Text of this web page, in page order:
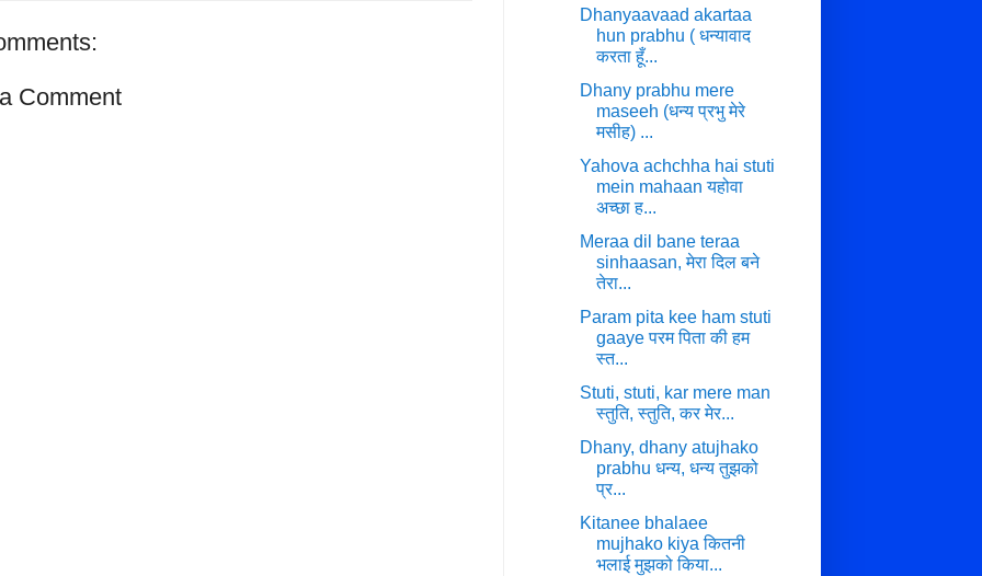
Comment
Dhanyaavaad akartaa
hun prabhu ( धन्यावाद
करता हूँ...
Dhany prabhu mere
maseeh (धन्य प्रभु मेरे
मसीह) ...
Yahova achchha hai stuti
mein mahaan यहोवा
अच्छा ह...
Meraa dil bane teraa
sinhaasan, मेरा दिल बने
तेरा...
Param pita kee ham stuti
gaaye परम पिता की हम
स्त...
Stuti, stuti, kar mere man
स्तुति, स्तुति, कर मेर...
Dhany, dhany atujhako
prabhu धन्य, धन्य तुझको
प्र...
Kitanee bhalaee
mujhako kiya कितनी
भलाई मुझको किया...